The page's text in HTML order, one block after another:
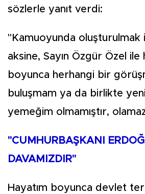
sözlerle yanıt verdi:
"Kamuoyunda oluşturulmak
aksine, Sayın Özgür Özel ile
boyunca herhangi bir
buluşmam ya da birlikte
yemeğim olmamıştır,
"CUMHURBAŞKANI
DAVAMIZDIR"
Hayatım boyunca devlet